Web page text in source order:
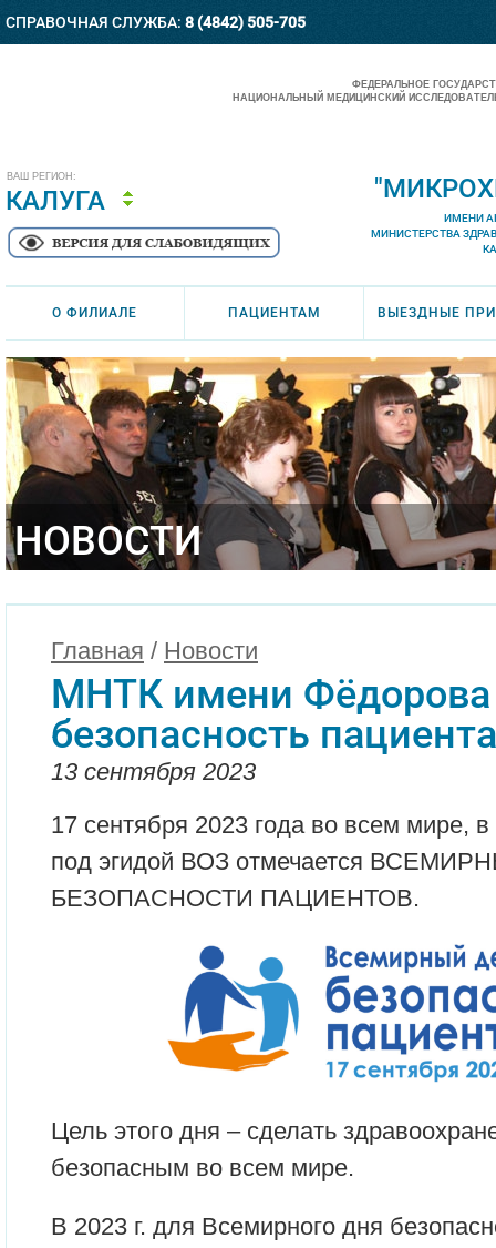
СПРАВОЧНАЯ СЛУЖБА: 8 (4842) 505-705
ВАШ РЕГИОН:
КАЛУГА
ФЕДЕРАЛЬНОЕ
НАЦИОНАЛЬНЫЙ МЕДИЦИНСКИЙ
ИМЕНИ
МИНИСТЕРСТВА
О ФИЛИАЛЕ ПАЦИЕНТАМ ВЫЕЗДНЫЕ
НОВОСТИ
Главная / Новости
МНТК имени Фёдорова
безопасность пациента
13 сентября 2023
17 сентября 2023 года во всем мире,
под эгидой ВОЗ отмечается
БЕЗОПАСНОСТИ ПАЦИЕНТОВ.
Цель этого дня – сделать
безопасным во всем мире.
В 2023 г. для Всемирного дня